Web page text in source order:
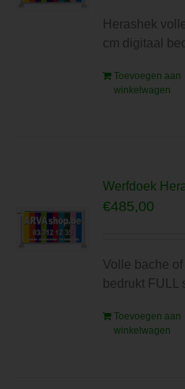
Herashek
cm digitaal
Toevoegen aan
winkelwagen
Werfdoek
€485,00
Volle bache
bedrukt
Toevoegen aan
winkelwagen